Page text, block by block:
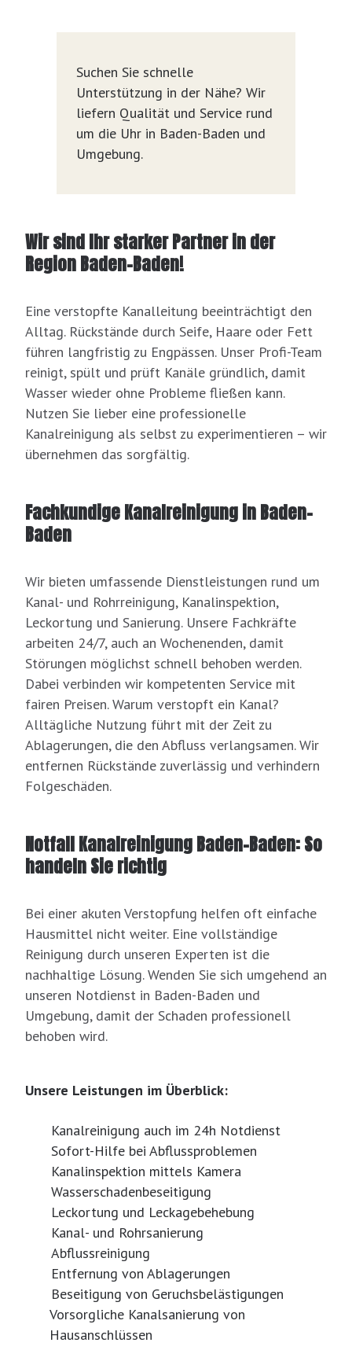
Suchen Sie schnelle
Unterstützung in der Nähe? Wir
liefern Qualität und Service rund
um die Uhr in Baden-Baden und
Umgebung.
Wir sind Ihr starker Partner in der
Region Baden-Baden!
Eine verstopfte Kanalleitung beeinträchtigt den
Alltag. Rückstände durch Seife, Haare oder Fett
führen langfristig zu Engpässen. Unser Profi-Team
reinigt, spült und prüft Kanäle gründlich, damit
Wasser wieder ohne Probleme fließen kann.
Nutzen Sie lieber eine professionelle
Kanalreinigung als selbst zu experimentieren – wir
übernehmen das sorgfältig.
Fachkundige Kanalreinigung in Baden-
Baden
Wir bieten umfassende Dienstleistungen rund um
Kanal- und Rohrreinigung, Kanalinspektion,
Leckortung und Sanierung. Unsere Fachkräfte
arbeiten 24/7, auch an Wochenenden, damit
Störungen möglichst schnell behoben werden.
Dabei verbinden wir kompetenten Service mit
fairen Preisen. Warum verstopft ein Kanal?
Alltägliche Nutzung führt mit der Zeit zu
Ablagerungen, die den Abfluss verlangsamen. Wir
entfernen Rückstände zuverlässig und verhindern
Folgeschäden.
Notfall Kanalreinigung Baden-Baden: So
handeln Sie richtig
Bei einer akuten Verstopfung helfen oft einfache
Hausmittel nicht weiter. Eine vollständige
Reinigung durch unseren Experten ist die
nachhaltige Lösung. Wenden Sie sich umgehend an
unseren Notdienst in Baden-Baden und
Umgebung, damit der Schaden professionell
behoben wird.
Unsere Leistungen im Überblick:
Kanalreinigung auch im 24h Notdienst
Sofort-Hilfe bei Abflussproblemen
Kanalinspektion mittels Kamera
Wasserschadenbeseitigung
Leckortung und Leckagebehebung
Kanal- und Rohrsanierung
Abflussreinigung
Entfernung von Ablagerungen
Beseitigung von Geruchsbelästigungen
Vorsorgliche Kanalsanierung von
Hausanschlüssen